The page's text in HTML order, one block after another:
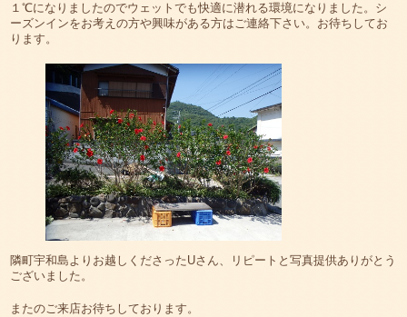
１℃になりましたのでウェットでも快適に潜れる環境になりました。シ
ーズンインをお考えの方や興味がある方はご連絡下さい。お待ちしてお
ります。
隣町宇和島よりお越しくださったUさん、リピートと写真提供ありがとう
ございました。
またのご来店お待ちしております。